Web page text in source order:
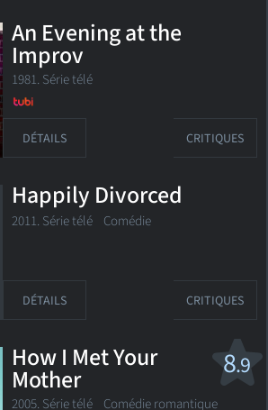
cote date de sortie
List
An Evening at the
Improv
1981. Série télé
DÉTAILS CRITIQUES
Happily Divorced
2011. Série télé Comédie
DÉTAILS CRITIQUES
8.9
How I Met Your
Mother
2005. Série télé Comédie romantique